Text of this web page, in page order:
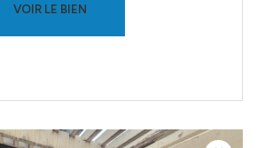
VOIR LE BIEN